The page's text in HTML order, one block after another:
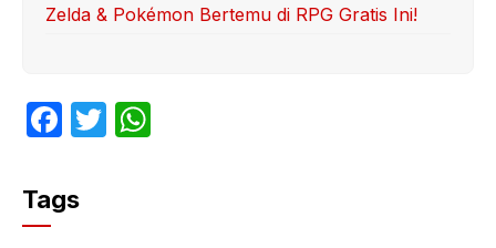
Zelda & Pokémon Bertemu di RPG Gratis Ini!
F
c
e
T
Tags